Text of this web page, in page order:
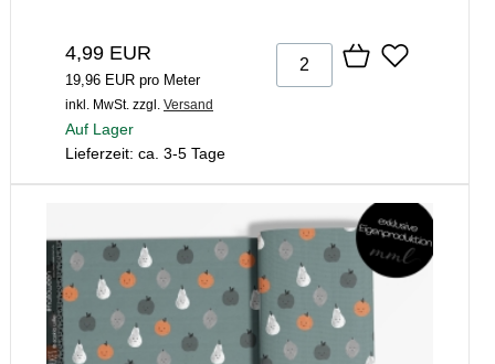
4,99 EUR
19,96 EUR pro Meter
inkl. MwSt. zzgl. Versand
Auf Lager
Lieferzeit: ca. 3-5 Tage